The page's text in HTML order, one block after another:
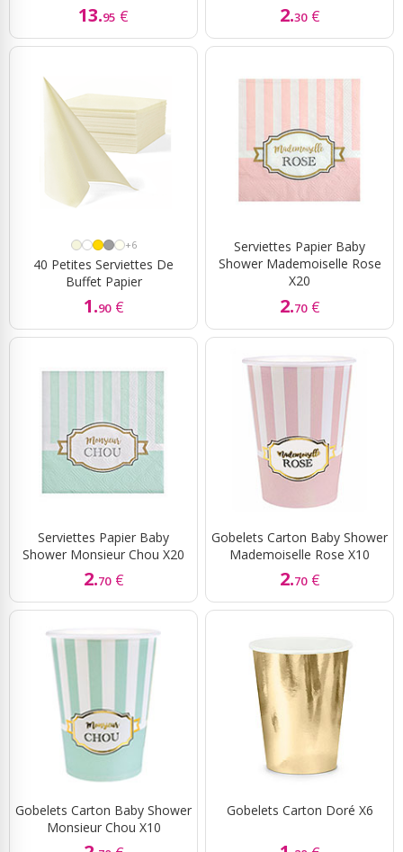
13.95 € 2.30 €
+6
40 Petites Serviettes De
Buffet Papier
1.90 €
Serviettes Papier Baby
Shower Mademoiselle Rose
X20
2.70 €
Serviettes Papier Baby
Shower Monsieur Chou X20
2.70 €
Gobelets Carton Baby Shower
Mademoiselle Rose X10
2.70 €
Gobelets Carton Baby Shower
Monsieur Chou X10
Gobelets Carton Doré X6